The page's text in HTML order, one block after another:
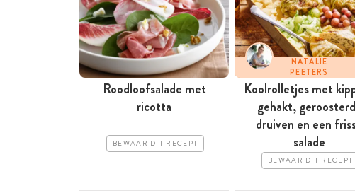
Roodloofsalade met
ricotta
BEWAAR DIT RECEPT
NATALIE
PEETERS
Koolrolletjes met
gehakt,
druive­n en een
salade
BEWAAR DIT RECEPT